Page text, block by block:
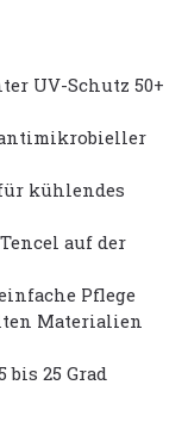
UV-Schutz 50+
kühlendes
auf der
Pflege
Materialien
25 Grad